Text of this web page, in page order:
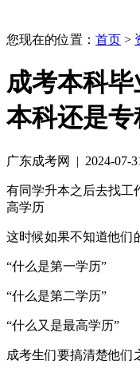
您现在的位置： 首页 >
成考本科
本科还是专
广东成考网 | 2024-07-
有同学升本之后去找工
高学历
这时候如果不知道他们
“什么是第一学历”
“什么是第二学历”
“什么又是最高学历”
成考生们要搞清楚他们